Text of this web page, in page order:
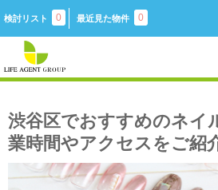
検討リスト 0 最近見た物件 0
渋谷区でおすすめのネイ
業時間やアクセスをご紹